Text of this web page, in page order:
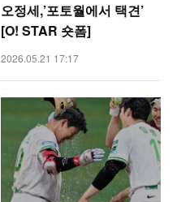
오정세,’포토월에서 택견’
[O! STAR 숏폼]
2026.05.21 17:17